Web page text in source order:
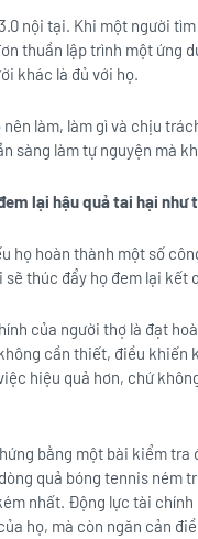
nội tại. Khi một người
thuần lập trình một ứng
khác là đủ với họ.
làm, làm gì và chịu
sàng làm tự nguyện mà
lại hậu quả tai hại như
họ hoàn thành một số
thúc đẩy họ đem lại kết
của người thợ là đạt
cần thiết, điều khiến
hiệu quả hơn, chứ
bằng một bài kiểm tra
quả bóng tennis ném
nhất. Động lực tài
họ, mà còn ngăn cản